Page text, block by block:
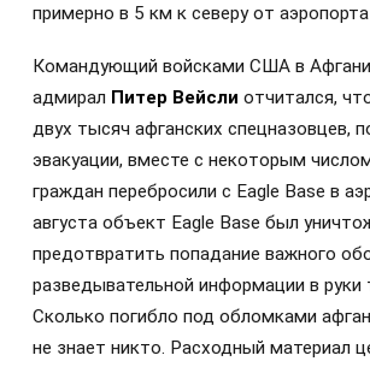
примерно в 5 км к северу от аэропорта
Командующий войсками США в
адмирал Питер Вейсли отчитался,
двух тысяч афганских спецназовцев,
эвакуации, вместе с некоторым
граждан перебросили с Eagle Base в
августа объект Eagle Base был
предотвратить попадание важного
разведывательной информации в руки
Сколько погибло под обломками
не знает никто. Расходный материал